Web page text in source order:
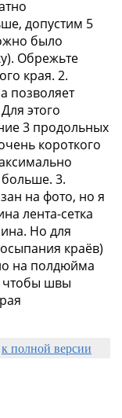
к полной версии